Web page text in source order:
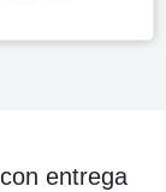
entrega